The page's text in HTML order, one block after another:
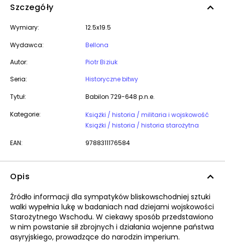
Szczegóły
Wymiary: 12.5x19.5
Wydawca:
Bellona
Autor:
Piotr Biziuk
Seria:
Historyczne bitwy
Tytuł: Babilon 729-648 p.n.e.
Kategorie:
Książki / historia / militaria i wojskowość
Książki / historia / historia starożytna
EAN: 9788311176584
Opis
Źródło informacji dla sympatyków bliskowschodniej sztuki
walki wypełnia lukę w badaniach nad dziejami wojskowości
Starożytnego Wschodu. W ciekawy sposób przedstawiono
w nim powstanie sił zbrojnych i działania wojenne państwa
asyryjskiego, prowadzące do narodzin imperium.